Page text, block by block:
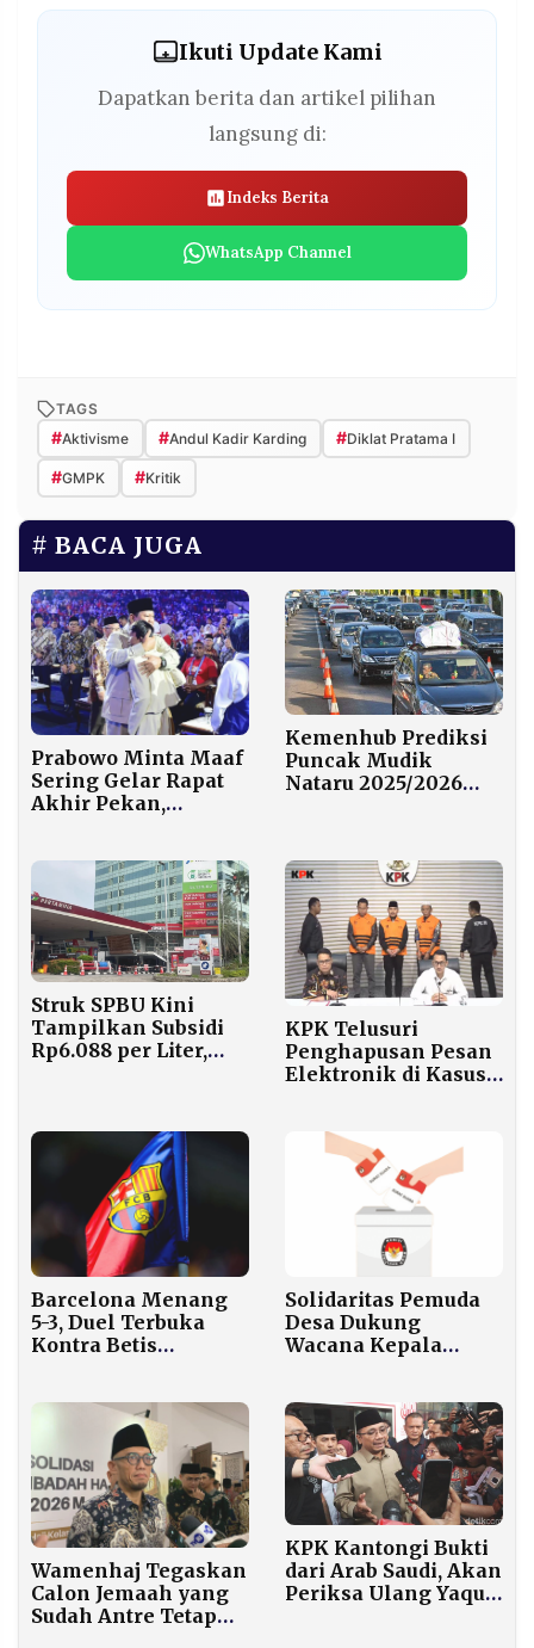
Ikuti Update Kami
Dapatkan berita dan artikel pilihan
langsung di:
Indeks Berita
WhatsApp Channel
TAGS
#Aktivisme #Andul Kadir Karding #Diklat Pratama I
#GMPK #Kritik
BACA JUGA
Prabowo Minta Maaf
Sering Gelar Rapat
Akhir Pekan,
Pelosok
Kemenhub Prediksi
Puncak Mudik
Nataru 2025/2026
Pemudik
Struk SPBU Kini
Tampilkan Subsidi
Rp6.088 per Liter,
KPK Telusuri
Penghapusan Pesan
Elektronik di Kasus
Pejabat Dinas
Barcelona Menang
5-3, Duel Terbuka
Kontra Betis
Solidaritas Pemuda
Desa Dukung
Wacana Kepala
Wamenhaj Tegaskan
Calon Jemaah yang
Sudah Antre Tetap
KPK Kantongi Bukti
dari Arab Saudi, Akan
Periksa Ulang Yaqut